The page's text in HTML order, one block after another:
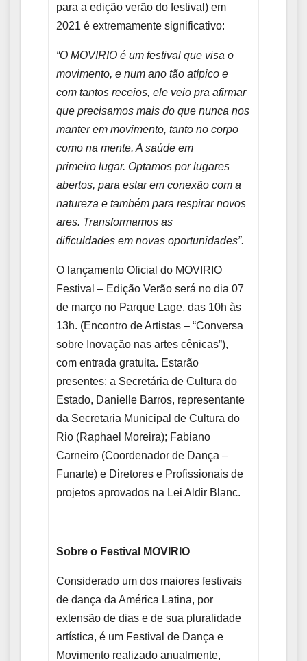
para a edição verão do festival) em
2021 é extremamente significativo:
“O MOVIRIO é um festival que visa o
movimento, e num ano tão atípico e
com tantos receios, ele veio pra afirmar
que precisamos mais do que nunca nos
manter em movimento, tanto no corpo
como na mente. A saúde em
primeiro lugar. Optamos por lugares
abertos, para estar em conexão com a
natureza e também para respirar novos
ares. Transformamos as
dificuldades em novas oportunidades”.
O lançamento Oficial do MOVIRIO
Festival – Edição Verão será no dia 07
de março no Parque Lage, das 10h às
13h. (Encontro de Artistas – “Conversa
sobre Inovação nas artes cênicas”),
com entrada gratuita. Estarão
presentes: a Secretária de Cultura do
Estado, Danielle Barros, representante
da Secretaria Municipal de Cultura do
Rio (Raphael Moreira); Fabiano
Carneiro (Coordenador de Dança –
Funarte) e Diretores e Profissionais de
projetos aprovados na Lei Aldir Blanc.
Sobre o Festival MOVIRIO
Considerado um dos maiores festivais
de dança da América Latina, por
extensão de dias e de sua pluralidade
artística, é um Festival de Dança e
Movimento realizado anualmente,